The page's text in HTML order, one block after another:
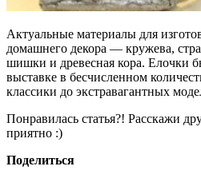
Актуальные материалы для
домашнего декора — кружева,
шишки и древесная кора. Елочки
выставке в бесчисленном
классики до экстравагантных
Понравилась статья?! Расскажи
приятно :)
Поделиться